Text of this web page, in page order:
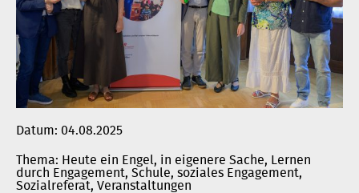
Datum: 04.08.2025
Heute ein Engel , in eigenere Sache,
Lernen
durch Engagement, Schule, soziales Engagement,
Sozialreferat, Veranstaltungen